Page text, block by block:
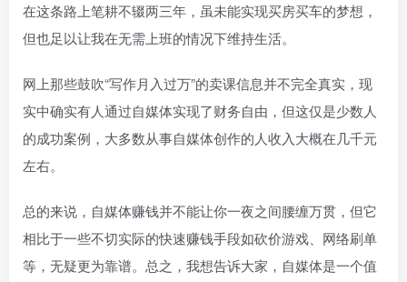
在这条路上笔耕不辍两三年，虽未能实现买房买车的梦想，
但也足以让我在无需上班的情况下维持生活。
网上那些鼓吹“写作月入过万”的卖课信息并不完全真实，现
实中确实有人通过自媒体实现了财务自由，但这仅是少数人
的成功案例，大多数从事自媒体创作的人收入大概在几千元
左右。
总的来说，自媒体赚钱并不能让你一夜之间腰缠万贯，但它
相比于一些不切实际的快速赚钱手段如砍价游戏、网络刷单
等，无疑更为靠谱。总之，我想告诉大家，自媒体是一个值